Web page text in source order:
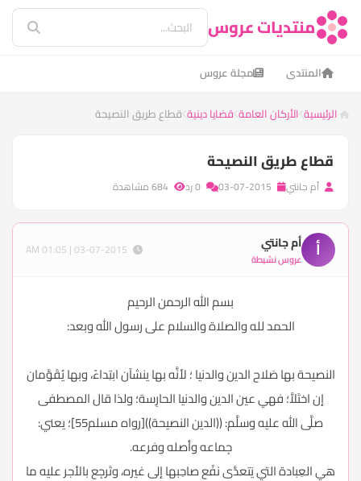
منتديات عروس
المنتدى مجلة عروس
الرئيسية الأركان العامة قضايا دينية قطاع طريق النصيحة
قطاع طريق النصيحة
أم جانتي
أ أم جانتي
عروس نشيطة
بسم الله الرحمن الرحيم
الحمد لله والصلاة والسلام على رسول الله وبعد:
النصيحة بها صَلاح الدين والدنيا ؛ لأنَّه بها ينشآن ابتِداءً، وبها يُقَوَّمان
إن اختَلاَّ؛ فهي عين الدين والدنيا الحارِسة؛ ولذا قال المصطفى
صلَّى الله عليه وسلَّم: ((الدين النصيحة))[رواه مسلم55]؛ يعني:
جِماعه وأصله وفرعه.
هي العِبادة التي يَتعدَّى نفْع صاحِبها إلى غيره، وتَرجِع بالأجر عليه ما